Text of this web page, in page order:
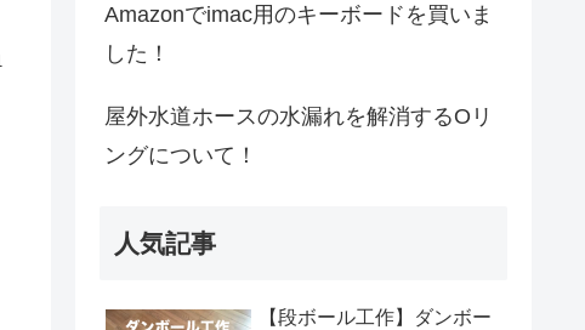
Amazonでimac用のキーボードを買いま
した！
屋外水道ホースの水漏れを解消するOリ
ングについて！
人気記事
【段ボール工作】ダンボー